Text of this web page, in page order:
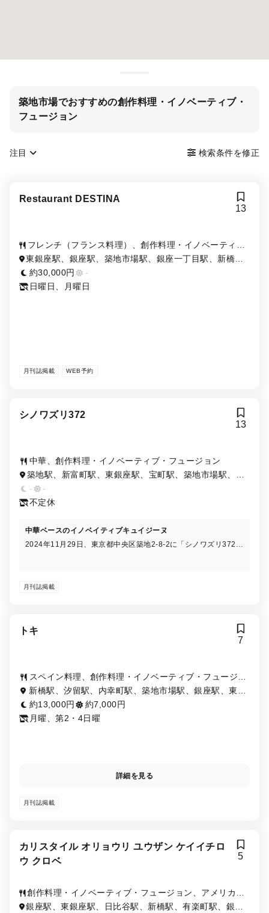
築地市場でおすすめの創作料理・イノベーティブ・
フュージョン
注目 検索条件を修正
Restaurant DESTINA
13
フレンチ（フランス料理）、創作料理・イノベーティ
ブ・フュージョン
東銀座駅、銀座駅、築地市場駅、銀座一丁目駅、新橋
駅、有楽町駅、汐留駅、築地駅、日比谷駅
約30,000円
-
日曜日、月曜日
月刊誌掲載 WEB予約
シノワズリ372
13
中華、創作料理・イノベーティブ・フュージョン
築地駅、新富町駅、東銀座駅、宝町駅、築地市場駅、銀
座一丁目駅、八丁堀駅
-
-
不定休
中華ベースのイノベイティブキュイジーヌ
2024年11月29日、東京都中央区築地2-8-2に「シノワズリ372」
の方々に愛される場所を目指しております。
月刊誌掲載
トキ
7
スペイン料理、創作料理・イノベーティブ・フュージョ
ン
新橋駅、汐留駅、内幸町駅、築地市場駅、銀座駅、東銀
座駅
約13,000円
約7,000円
月曜、第2・4日曜
詳細を見る
月刊誌掲載
カリスタイル オリョウリ ユウザン ケイイチロ
ウ クロベ
5
創作料理・イノベーティブ・フュージョン、アメリカ料
理、ステーキ・鉄板焼き
銀座駅、東銀座駅、日比谷駅、新橋駅、有楽町駅、銀座